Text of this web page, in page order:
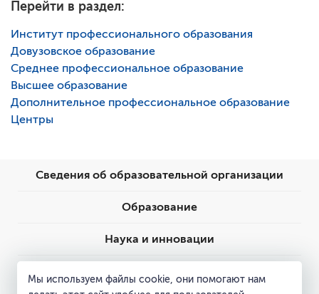
Перейти в раздел:
Институт профессионального образования
Довузовское образование
Среднее профессиональное образование
Высшее образование
Дополнительное профессиональное образование
Центры
Сведения об образовательной организации
Образование
Наука и инновации
Мы используем файлы cookie, они помогают нам